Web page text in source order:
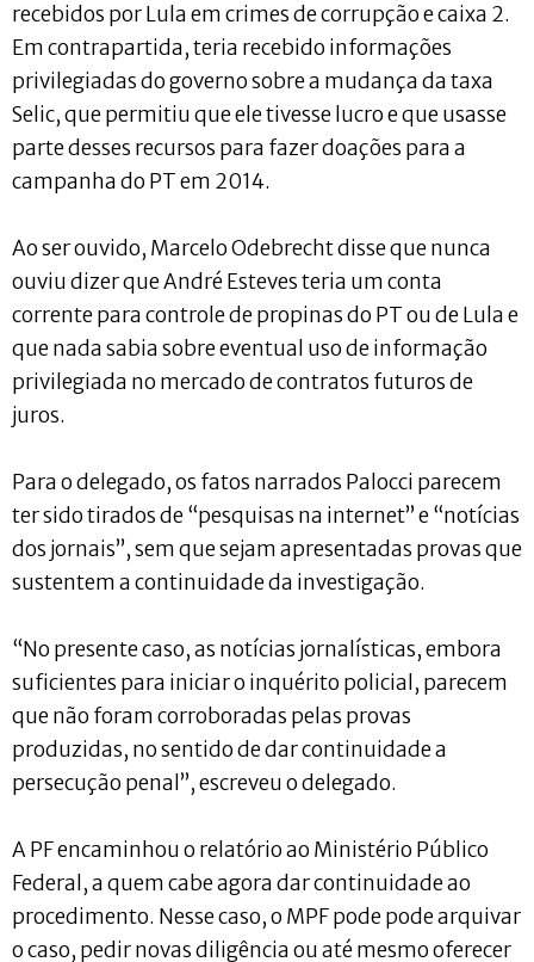
recebidos por Lula em crimes de corrupção e caixa 2.
Em contrapartida, teria recebido informações
privilegiadas do governo sobre a mudança da taxa
Selic, que permitiu que ele tivesse lucro e que usasse
parte desses recursos para fazer doações para a
campanha do PT em 2014.
Ao ser ouvido, Marcelo Odebrecht disse que nunca
ouviu dizer que André Esteves teria um conta
corrente para controle de propinas do PT ou de Lula e
que nada sabia sobre eventual uso de informação
privilegiada no mercado de contratos futuros de
juros.
Para o delegado, os fatos narrados Palocci parecem
ter sido tirados de “pesquisas na internet” e “notícias
dos jornais”, sem que sejam apresentadas provas que
sustentem a continuidade da investigação.
“No presente caso, as notícias jornalísticas, embora
suficientes para iniciar o inquérito policial, parecem
que não foram corroboradas pelas provas
produzidas, no sentido de dar continuidade a
persecução penal”, escreveu o delegado.
A PF encaminhou o relatório ao Ministério Público
Federal, a quem cabe agora dar continuidade ao
procedimento. Nesse caso, o MPF pode pode arquivar
o caso, pedir novas diligência ou até mesmo oferecer